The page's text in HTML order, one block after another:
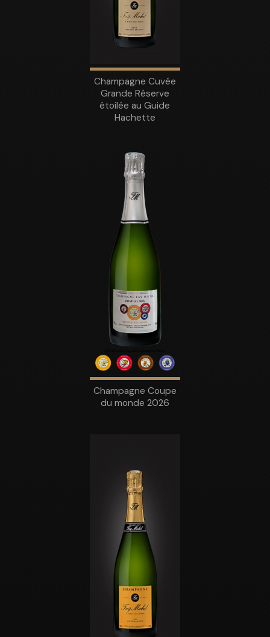
Champagne Cuvée
Grande Réserve
étoilée au Guide
Hachette
Champagne Coupe
du monde 2026